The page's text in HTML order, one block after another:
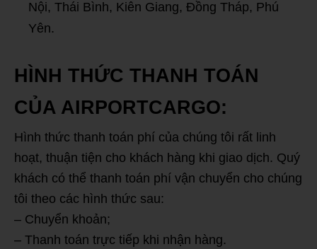
Nội, Thái Bình, Kiên Giang, Đồng Tháp, Phú
Yên.
HÌNH THỨC THANH TOÁN
CỦA AIRPORTCARGO:
Hình thức thanh toán phí của chúng tôi rất linh
hoạt, thuận tiện cho khách hàng khi giao dịch. Quý
khách có thể thanh toán phí vận chuyển cho chúng
tôi theo các hình thức sau:
– Chuyển khoản;
– Thanh toán trực tiếp khi nhận hàng.